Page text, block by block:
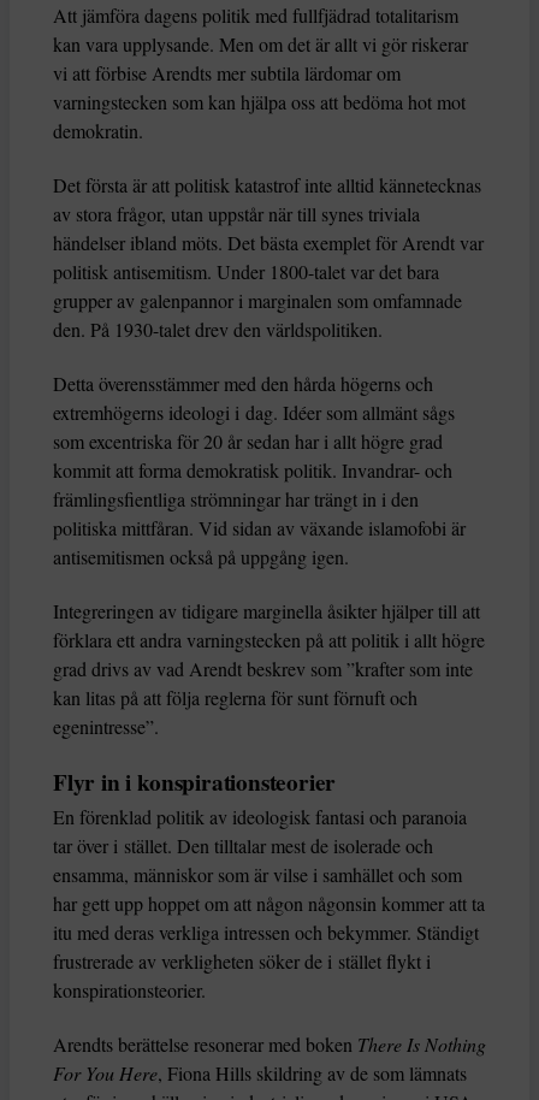
Att jämföra dagens politik med fullfjädrad totalitarism
kan vara upplysande. Men om det är allt vi gör riskerar
vi att förbise Arendts mer subtila lärdomar om
varningstecken som kan hjälpa oss att bedöma hot mot
demokratin.
Det första är att politisk katastrof inte alltid kännetecknas
av stora frågor, utan uppstår när till synes triviala
händelser ibland möts. Det bästa exemplet för Arendt var
politisk antisemitism. Under 1800-talet var det bara
grupper av galenpannor i marginalen som omfamnade
den. På 1930-talet drev den världspolitiken.
Detta överensstämmer med den hårda högerns och
extremhögerns ideologi i dag. Idéer som allmänt sågs
som excentriska för 20 år sedan har i allt högre grad
kommit att forma demokratisk politik. Invandrar- och
främlingsfientliga strömningar har trängt in i den
politiska mittfåran. Vid sidan av växande islamofobi är
antisemitismen också på uppgång igen.
Integreringen av tidigare marginella åsikter hjälper till att
förklara ett andra varningstecken på att politik i allt högre
grad drivs av vad Arendt beskrev som ”krafter som inte
kan litas på att följa reglerna för sunt förnuft och
egenintresse”.
Flyr in i konspirationsteorier
En förenklad politik av ideologisk fantasi och paranoia
tar över i stället. Den tilltalar mest de isolerade och
ensamma, människor som är vilse i samhället och som
har gett upp hoppet om att någon någonsin kommer att ta
itu med deras verkliga intressen och bekymmer. Ständigt
frustrerade av verkligheten söker de i stället flykt i
konspirationsteorier.
Arendts berättelse resonerar med boken There Is Nothing
For You Here, Fiona Hills skildring av de som lämnats